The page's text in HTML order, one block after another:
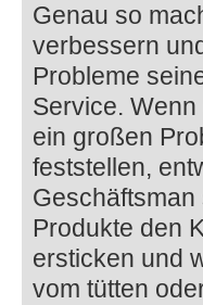
Genau so
verbessern
Probleme
Service.
ein großen
feststellen,
Produkte den
ersticken und
vom tütten